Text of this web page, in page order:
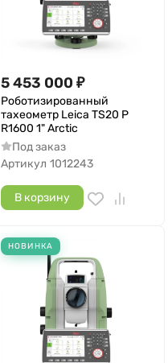
5 453 000 ₽
Роботизированный
тахеометр Leica TS20 P
R1600 1" Arctic
Под заказ
Артикул 1012243
В корзину
НОВИНКА